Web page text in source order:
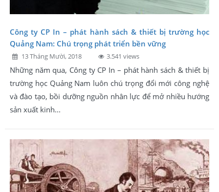
Công ty CP In – phát hành sách & thiết bị trường học
Quảng Nam: Chú trọng phát triển bền vững
13 Tháng Mười, 2018 3.541 views
Những năm qua, Công ty CP In – phát hành sách & thiết bị
trường học Quảng Nam luôn chú trọng đổi mới công nghệ
và đào tạo, bồi dưỡng nguồn nhân lực để mở nhiều hướng
sản xuất kinh...